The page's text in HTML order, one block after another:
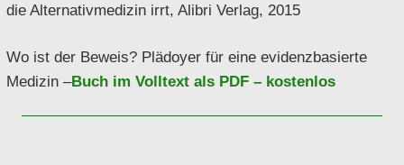
die Alternativmedizin irrt, Alibri Verlag, 2015
Wo ist der Beweis? Plädoyer für eine evidenzbasierte
Medizin –Buch im Volltext als PDF – kostenlos